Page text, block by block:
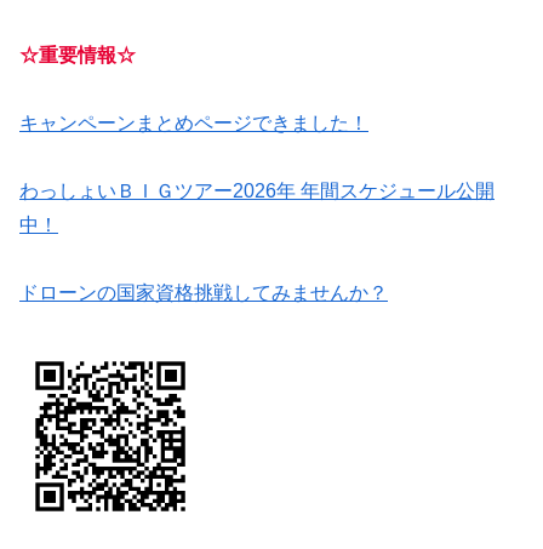
☆重要情報☆
キャンペーンまとめページできました！
わっしょいＢＩＧツアー2026年 年間スケジュール公開
中！
ドローンの国家資格挑戦してみませんか？